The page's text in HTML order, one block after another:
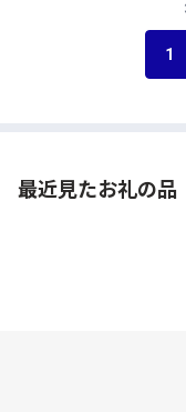
1
最近見たお礼の品